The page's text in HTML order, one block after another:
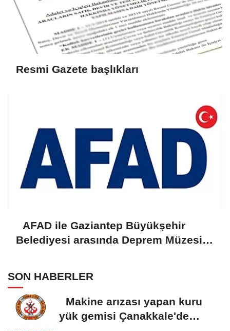
Resmi Gazete başlıkları
AFAD ile Gaziantep Büyükşehir
Belediyesi arasında Deprem Müzesi
SON HABERLER
Makine arızası yapan kuru
yük gemisi Çanakkale'de